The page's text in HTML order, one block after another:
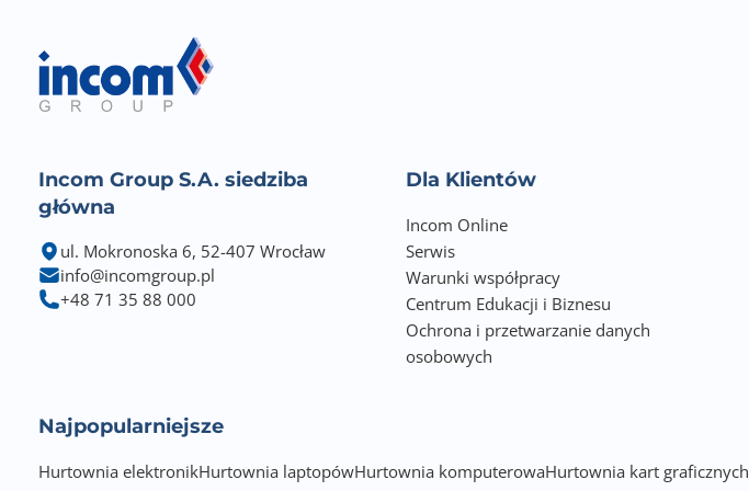
Incom Group S.A. siedziba
główna
ul. Mokronoska 6, 52-407 Wrocław
info@incomgroup.pl
+48 71 35 88 000
Dla Klientów
Incom Online
Serwis
Warunki współpracy
Centrum Edukacji i Biznesu
Ochrona i przetwarzanie danych
osobowych
Najpopularniejsze
Hurtownia elektronikHurtownia laptopówHurtownia komputerowaHurtownia kart graficznych